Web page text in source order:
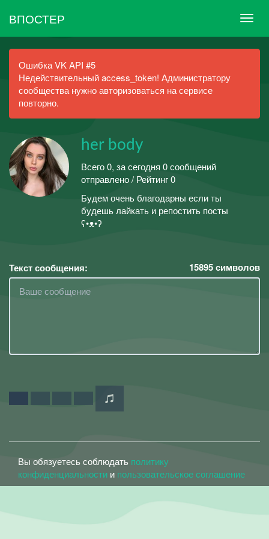
ВПОСТЕР
Ошибка VK API #5
Недействительный access_token! Администратору
сообщества нужно авторизоваться на сервисе
повторно.
her body
Всего 0, за сегодня 0 сообщений
отправлено / Рейтинг 0
Будем очень благодарны если ты
будешь лайкать и репостить посты
ʕ•ᴥ•ʔ
Текст сообщения: 15895символов
Вы обязуетесь соблюдать политику
конфиденциальности и пользовательское соглашение